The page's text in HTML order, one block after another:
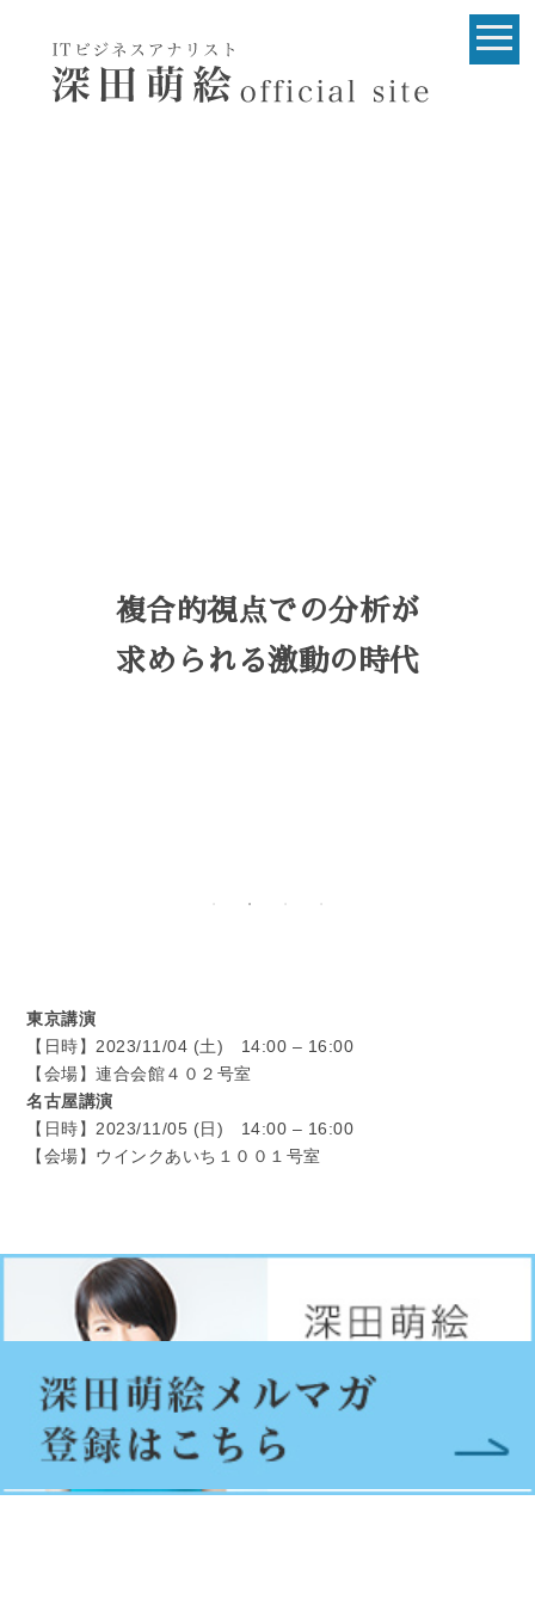
複合的視点での分析が
求められる激動の時代
東京講演
【日時】2023/11/04 (土) 14:00 – 16:00
【会場】連合会館４０２号室
名古屋講演
【日時】2023/11/05 (日) 14:00 – 16:00
【会場】ウインクあいち１００１号室